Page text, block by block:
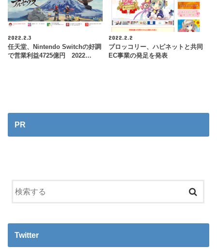
2022.2.3
任天堂、Nintendo Switchの好調
で営業利益4725億円 2022…
2022.2.2
ブロッコリー、ハピネットと共同
EC事業の発足を発表
PR
Twitter